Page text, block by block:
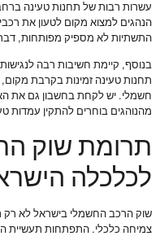
עשרות רבות של תחנות טעינה
הנהגים למצוא מקום לטעון את
התשתיות לא מספיק מפותחות,
בנוסף, קיימת חשיבות רבה
תחנות טעינה זמינות בקרבת
חשמלי. יש לקחת בחשבון גם את
מהנוהגים בוחרים להתקין עמדות
תרומת שוק
לכלכלה
שוק הרכב החשמלי בישראל לא רק
צמיחה כלכלי. התפתחות תעשיית